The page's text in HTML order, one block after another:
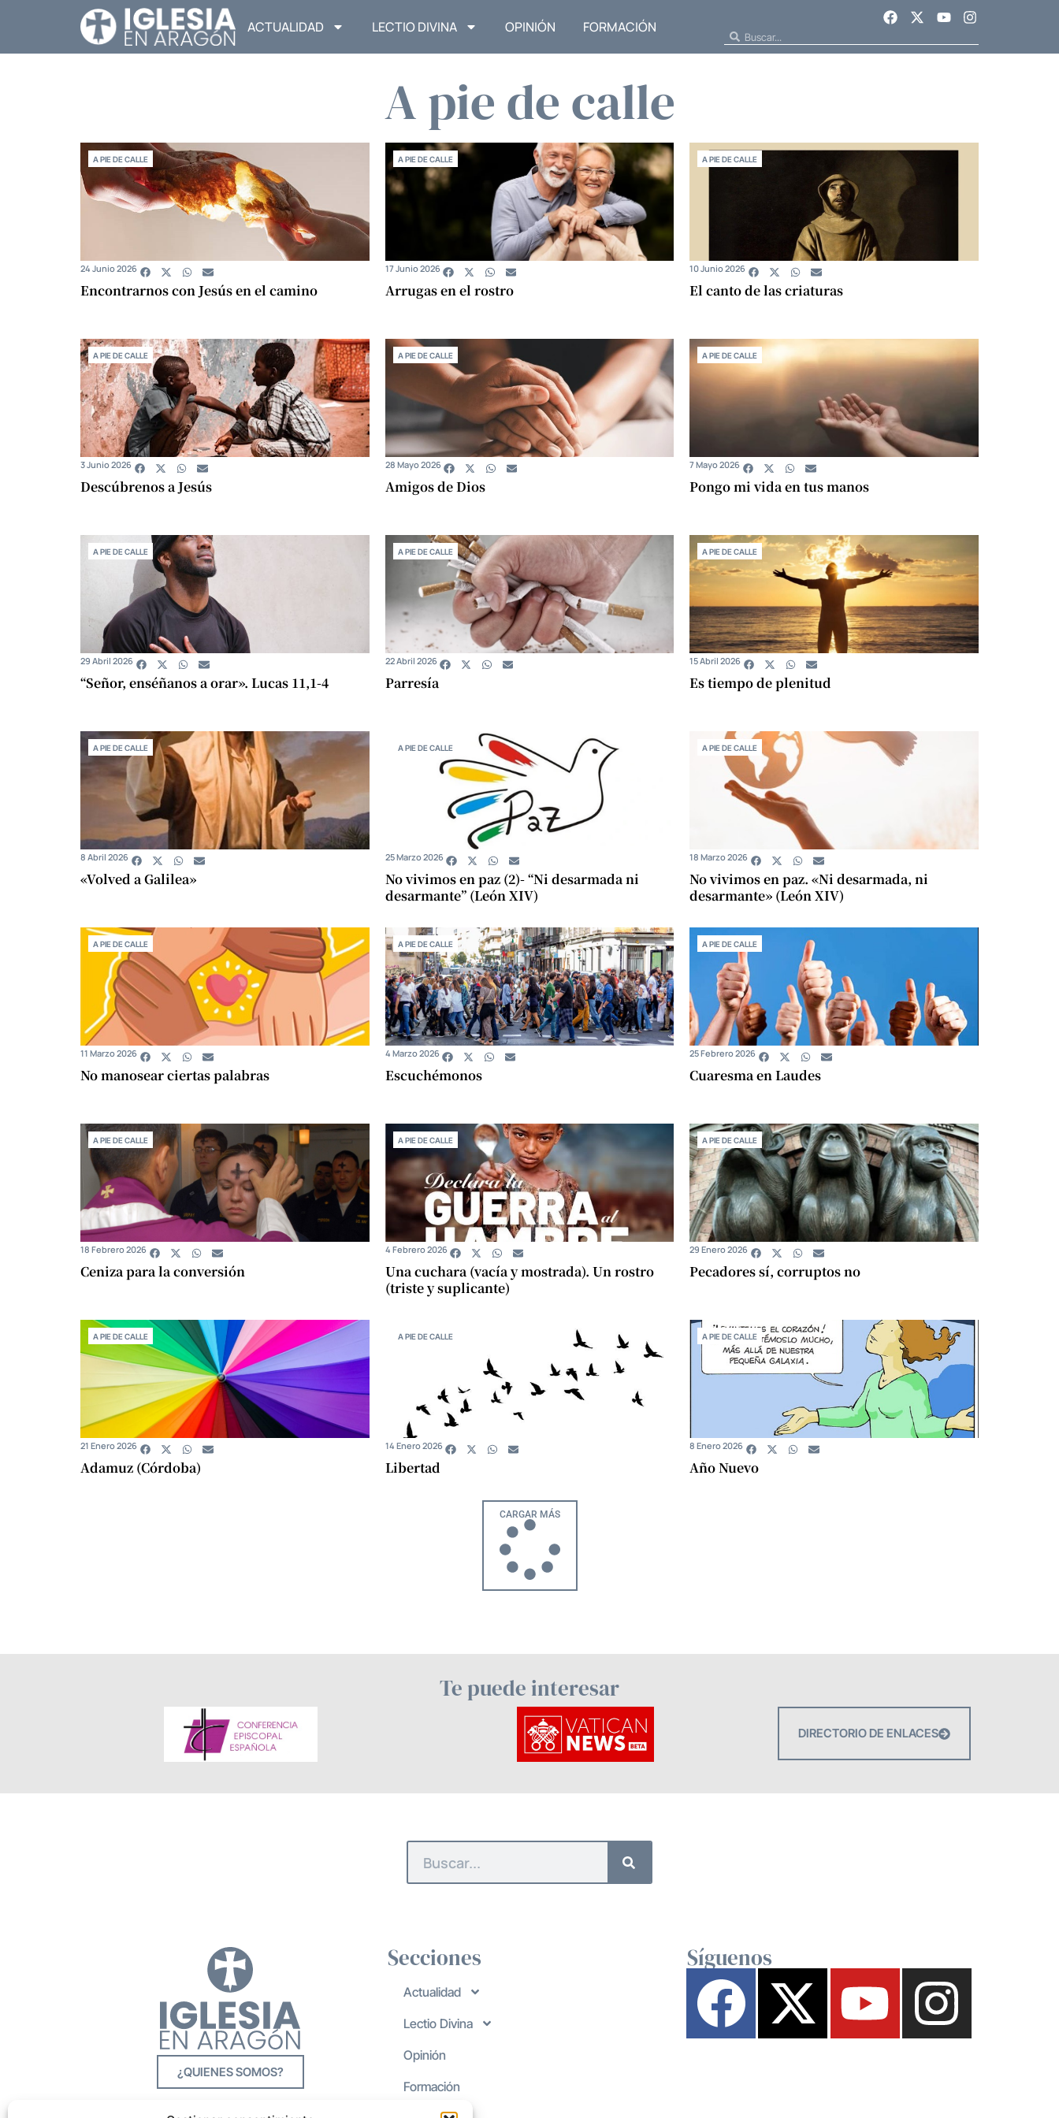
ACTUALIDAD LECTIO DIVINA OPINIÓN FORMACIÓN
A pie de calle
A PIE DE CALLE
Encontrarnos con Jesús en el camino
24 Junio 2026
A PIE DE CALLE
Arrugas en el rostro
17 Junio 2026
A PIE DE CALLE
El canto de las criaturas
10 Junio 2026
A PIE DE CALLE
Descúbrenos a Jesús
3 Junio 2026
A PIE DE CALLE
Amigos de Dios
28 Mayo 2026
A PIE DE CALLE
Pongo mi vida en tus manos
7 Mayo 2026
A PIE DE CALLE
“Señor, enséñanos a orar». Lucas 11,1-4
29 Abril 2026
A PIE DE CALLE
Parresía
22 Abril 2026
A PIE DE CALLE
Es tiempo de plenitud
15 Abril 2026
A PIE DE CALLE
«Volved a Galilea»
8 Abril 2026
A PIE DE CALLE
No vivimos en paz (2)- “Ni desarmada ni
desarmante” (León XIV)
25 Marzo 2026
A PIE DE CALLE
No vivimos en paz. «Ni desarmada, ni
desarmante» (León XIV)
18 Marzo 2026
A PIE DE CALLE
No manosear ciertas palabras
11 Marzo 2026
A PIE DE CALLE
Escuchémonos
4 Marzo 2026
A PIE DE CALLE
Cuaresma en Laudes
25 Febrero 2026
A PIE DE CALLE
Ceniza para la conversión
18 Febrero 2026
A PIE DE CALLE
Una cuchara (vacía y mostrada). Un rostro
(triste y suplicante)
4 Febrero 2026
A PIE DE CALLE
Pecadores sí, corruptos no
29 Enero 2026
A PIE DE CALLE
Adamuz (Córdoba)
21 Enero 2026
A PIE DE CALLE
Libertad
14 Enero 2026
A PIE DE CALLE
Año Nuevo
8 Enero 2026
CARGAR MÁS
Te puede interesar
DIRECTORIO DE ENLACES
¿QUIENES SOMOS?
Secciones
Actualidad
Lectio Divina
Opinión
Formación
Síguenos